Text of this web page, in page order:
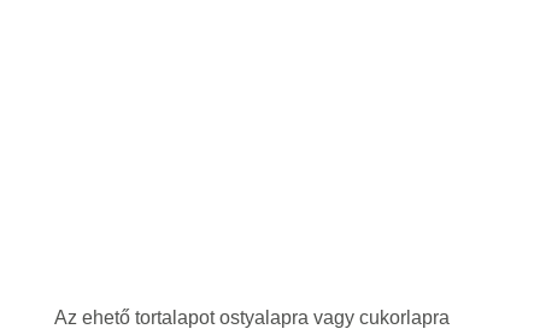
Az ehető tortalapot ostyalapra vagy cukorlapra